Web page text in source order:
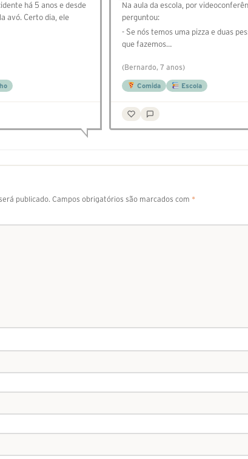
há 5 anos e desde
avó. Certo dia, ele
Na aula da escola, por
perguntou:
- Se nós temos uma pizza e duas
que fazemos…
(Bernardo, 7 anos)
Comida Escola
publicado. Campos obrigatórios são marcados com *